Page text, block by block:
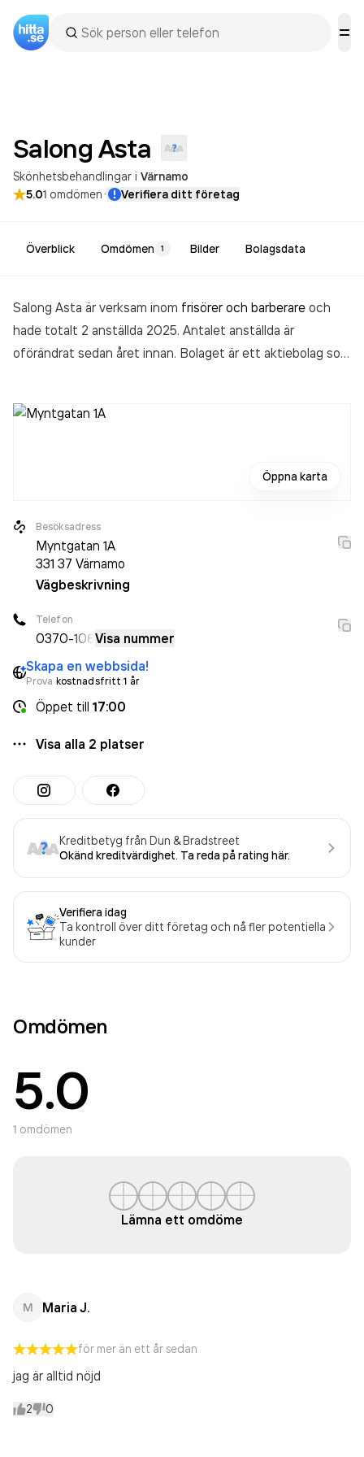
Salong Asta
Skönhetsbehandlingar i Värnamo
5.01 omdömen· Verifiera ditt företag
Överblick Omdömen 1 Bilder Bolagsdata
Salong Asta är verksam inom frisörer och barberare och
hade totalt 2 anställda 2025. Antalet anställda är
oförändrat sedan året innan. Bolaget är ett aktiebolag som
Öppna karta
Besöksadress
Myntgatan 1A
331 37 Värnamo
Vägbeskrivning
Telefon
0370-106Visa nummer
Skapa en webbsida!
Prova kostnadsfritt 1 år
Öppet till 17:00
Visa alla 2 platser
Kreditbetyg från Dun & Bradstreet
Okänd kreditvärdighet. Ta reda på rating här.
Verifiera idag
Ta kontroll över ditt företag och nå fler potentiella
kunder
Omdömen
5.0
1 omdömen
Lämna ett omdöme
M Maria J.
för mer än ett år sedan
jag är alltid nöjd
2 0